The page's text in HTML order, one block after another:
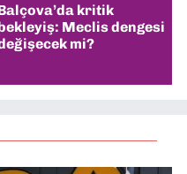
kritik
Meclis dengesi
mi?